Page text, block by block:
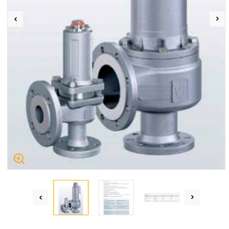
59-400 Jawor, ul. Kuziennicza 5, POLSKA